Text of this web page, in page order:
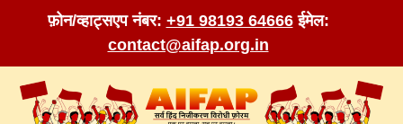
फ़ोन/व्हाट्सएप नंबर: +91 98193 64666 ईमेल:
contact@aifap.org.in
content